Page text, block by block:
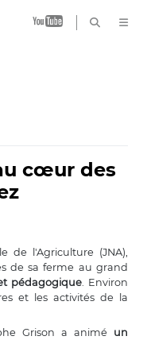
B
cœur des
de l'Agriculture (JNA),
de sa ferme au grand
pédagogique . Environ
et les activités de la
Grison a animé un